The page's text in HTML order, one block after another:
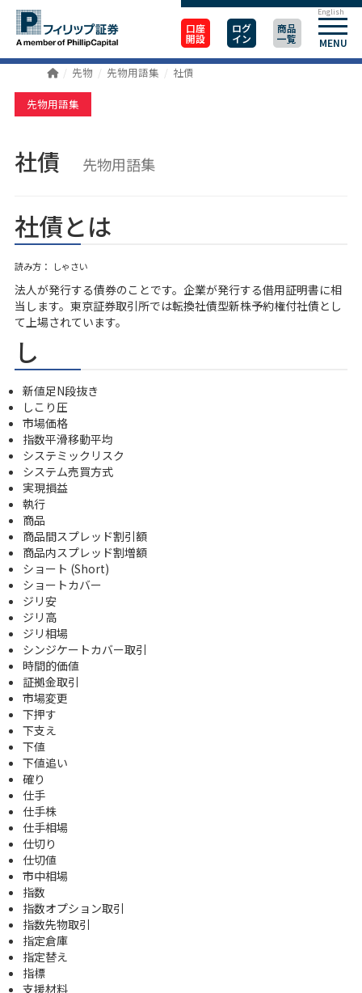
口座
開設
ログ
イン
商品
一覧 MENU
English
先物 先物用語集 社債
先物用語集
社債 先物用語集
社債とは
読み方： しゃさい
法人が発行する債券のことです。企業が発行する借用証明書に相
当します。東京証券取引所では転換社債型新株予約権付社債とし
て上場されています。
し
新値足N段抜き
しこり圧
市場価格
指数平滑移動平均
システミックリスク
システム売買方式
実現損益
執行
商品
商品間スプレッド割引額
商品内スプレッド割増額
ショート (Short)
ショートカバー
ジリ安
ジリ高
ジリ相場
シンジケートカバー取引
時間的価値
証拠金取引
市場変更
下押す
下支え
下値
下値追い
確り
仕手
仕手株
仕手相場
仕切り
仕切値
市中相場
指数
指数オプション取引
指数先物取引
指定倉庫
指定替え
指標
支援材料